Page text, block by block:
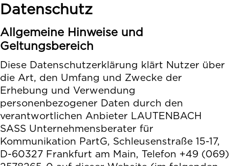
Datenschutz
Allgemeine Hinweise und
Geltungsbereich
Diese Datenschutzerklärung klärt Nutzer über
die Art, den Umfang und Zwecke der
Erhebung und Verwendung
personenbezogener Daten durch den
verantwortlichen Anbieter LAUTENBACH
SASS Unternehmensberater für
Kommunikation PartG, Schleusenstraße 15-17,
D-60327 Frankfurt am Main, Telefon +49 (069)